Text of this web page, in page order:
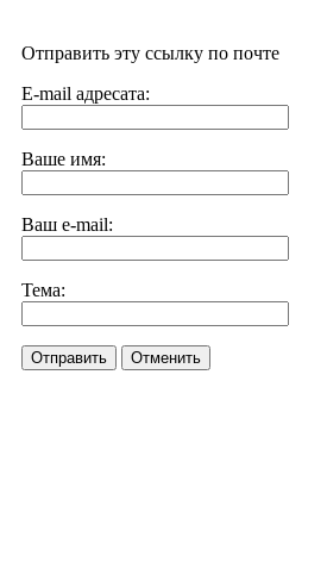
Отправить эту ссылку по почте
E-mail адресата:
Ваше имя:
Ваш e-mail:
Тема:
Отправить Отменить